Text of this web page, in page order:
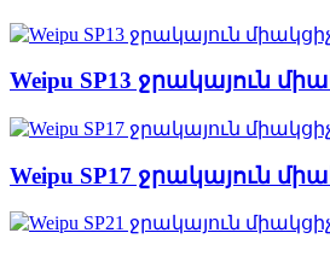
Weipu SP13 ջրակայուն
Weipu SP17 ջրակայուն